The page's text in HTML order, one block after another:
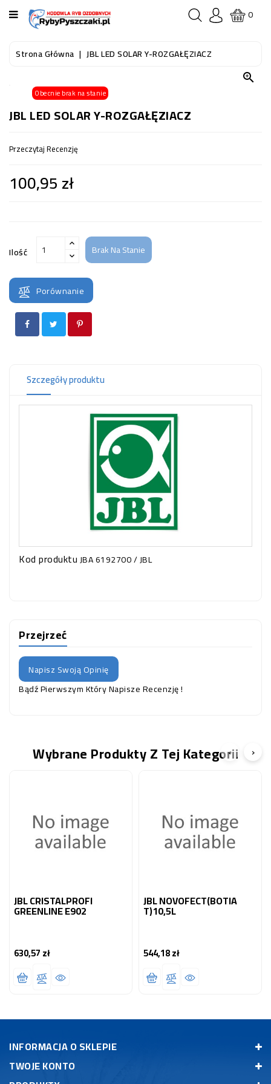
KATEGORIA
STRONA
RYBY
AKWARIOWE
DO
WODNEGO
(SPRZĘT)
OCZKO
WODNE
(SPRZĘT)
KONTAKT
0
Strona Główna JBL LED SOLAR Y-ROZGAŁĘZIACZ
Obecnie brak na stanie

JBL LED SOLAR Y-ROZGAŁĘZIACZ
Przeczytaj Recenzję
100,95 zł
Ilość Brak Na Stanie
Porównanie
Szczegóły produktu
Kod produktuJBA 6192700 / JBL
Przejrzeć
Napisz Swoją Opinię
Bądź Pierwszym Który Napisze Recenzję !
Wybrane Produkty Z Tej Kategorii
JBL CRISTALPROFI
GREENLINE E902
630,57 złCena
JBL NOVOFECT(BOTIA
T)10,5L
544,18 złCena
‹ ›
INFORMACJA O SKLEPIE
TWOJE KONTO